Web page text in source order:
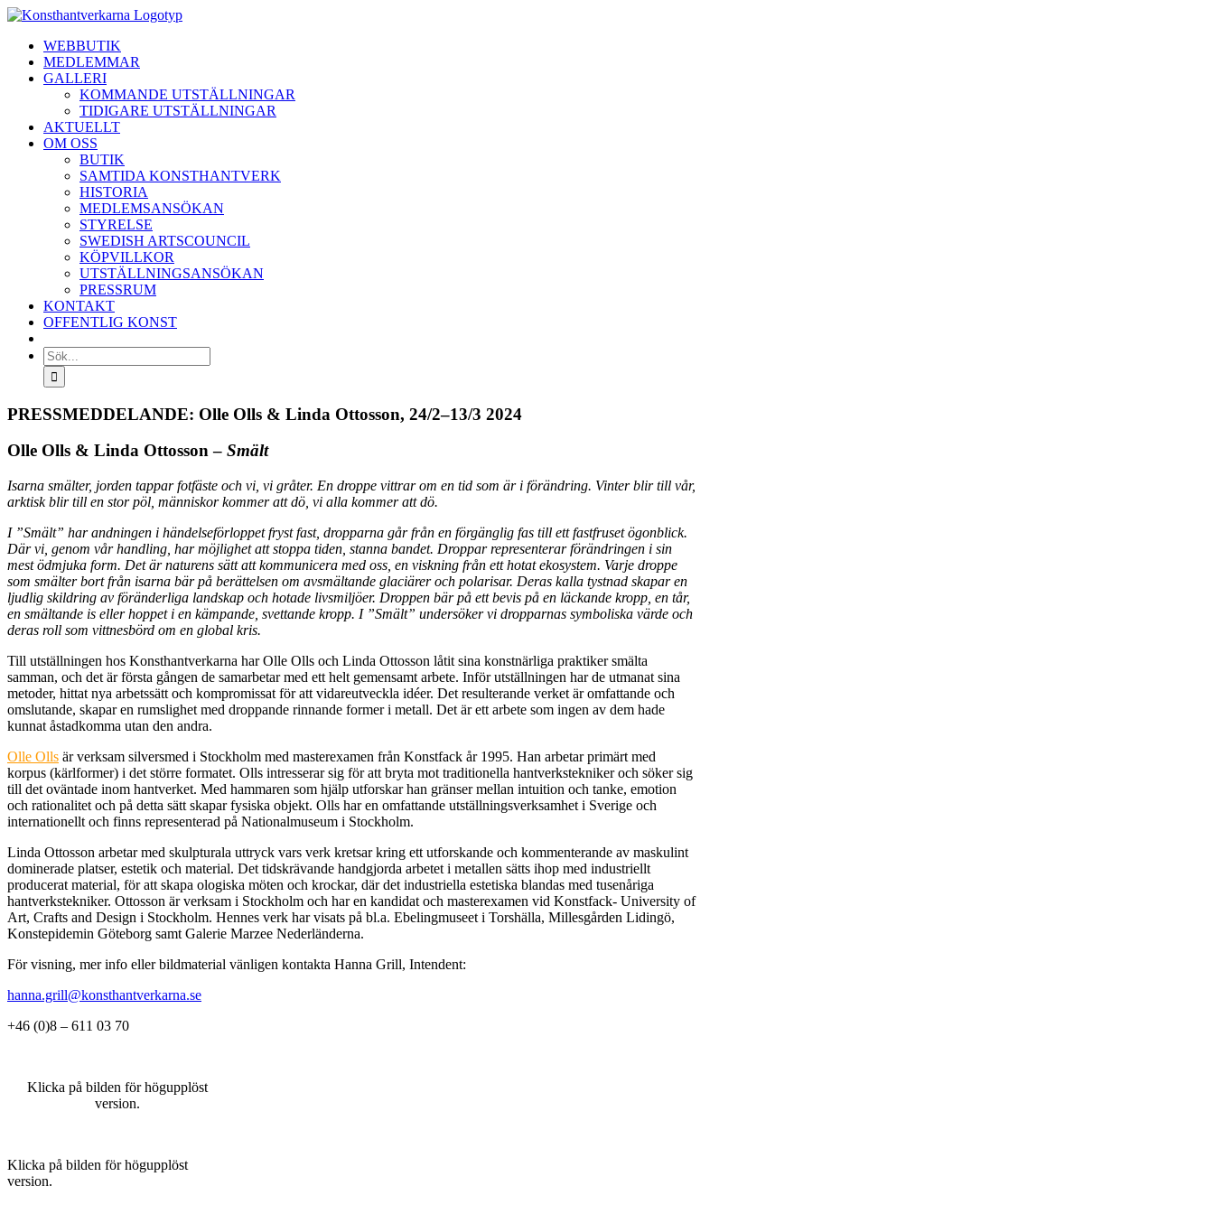
Fortsätt
innehålletWEBBUTIK
MEDLEMMAR
GALLERI
KOMMANDE UTSTÄLLNINGAR
TIDIGARE UTSTÄLLNINGAR
AKTUELLT
OM OSS
BUTIK
SAMTIDA KONSTHANTVERK
HISTORIA
MEDLEMSANSÖKAN
STYRELSE
SWEDISH ARTSCOUNCIL
KÖPVILLKOR
UTSTÄLLNINGSANSÖKAN
PRESSRUM
KONTAKT
OFFENTLIG KONST
Sök
efter:
PRESSMEDDELANDE: Olle Olls & Linda Ottosson, 24/2–13/3 2024
Olle Olls & Linda Ottosson – Smält
Isarna smälter, jorden tappar fotfäste och vi, vi gråter. En droppe vittrar om en tid som är i förändring. Vinter blir till vår,
arktisk blir till en stor pöl, människor kommer att dö, vi alla kommer att dö.
I ”Smält” har andningen i händelseförloppet fryst fast, dropparna går från en förgänglig fas till ett fastfruset ögonblick.
Där vi, genom vår handling, har möjlighet att stoppa tiden, stanna bandet. Droppar representerar förändringen i sin
mest ödmjuka form. Det är naturens sätt att kommunicera med oss, en viskning från ett hotat ekosystem. Varje droppe
som smälter bortfrån isarna bär på berättelsen om avsmältande glaciärer och polarisar. Deras kalla tystnad skapar en
ljudlig skildring av föränderliga landskap och hotade livsmiljöer. Droppen bär på ett bevis på en läckande kropp, en tår,
en smältande is eller hoppet i en kämpande, svettande kropp. I ”Smält” undersöker vi dropparnas symboliska värde och
deras roll som vittnesbörd om en global kris.
Till utställningen hos Konsthantverkarna har Olle Olls och Linda Ottosson låtit sina konstnärliga praktiker smälta
samman, och det är första gången de samarbetar med ett helt gemensamt arbete. Inför utställningen har de utmanat sina
metoder, hittat nya arbetssätt och kompromissat för att vidareutveckla idéer. Det resulterande verket är omfattande och
omslutande, skapar en rumslighet med droppande rinnande former i metall. Det är ett arbete som ingen av dem hade
kunnat åstadkomma utan den andra.
Olle Olls är verksam silversmed i Stockholm med masterexamen från Konstfack år 1995. Han arbetar primärt med
korpus (kärlformer) i det större formatet. Olls intresserar sig för att bryta mot traditionella hantverkstekniker och söker sig
till det oväntade inom hantverket. Med hammaren som hjälp utforskar han gränser mellan intuition och tanke, emotion
och rationalitet och på detta sätt skapar fysiska objekt. Olls har en omfattande utställningsverksamhet i Sverige och
internationellt och finns representerad på Nationalmuseum i Stockholm.
Linda Ottosson arbetar med skulpturala uttryck vars verk kretsar kring ett utforskande och kommenterande av maskulint
dominerade platser, estetik och material. Det tidskrävande handgjorda arbetet i metallen sätts ihop med industriellt
producerat material, för att skapa ologiska möten och krockar, där det industriella estetiska blandas med tusenåriga
hantverkstekniker. Ottosson är verksam i Stockholm och har en kandidat och masterexamen vid Konstfack- University of
Art, Crafts and Design i Stockholm. Hennes verk har visats på bl.a. Ebelingmuseet i Torshälla, Millesgården Lidingö,
Konstepidemin Göteborg samt Galerie Marzee Nederländerna.
För visning, mer info eller bildmaterial vänligen kontakta Hanna Grill, Intendent:
hanna.grill@konsthantverkarna.se
+46 (0)8 – 611 03 70
Klicka på bilden för högupplöst
version.
Klicka på bilden för högupplöst
version.